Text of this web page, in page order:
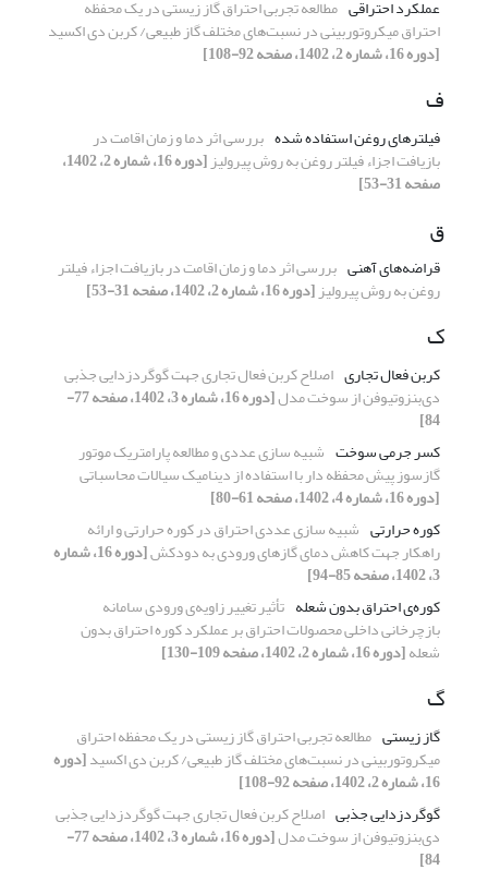
عملکرد احتراقی مطالعه تجربی احتراق گاز زیستی در یک محفظه
احتراق میکروتوربینی در نسبت‌های مختلف گاز طبیعی/ کربن دی اکسید
[دوره 16، شماره 2، 1402، صفحه 92-108]
ف
فیلترهای روغن استفاده شده بررسی اثر دما و زمان اقامت در
بازیافت اجزاء فیلتر روغن به روش پیرولیز [دوره 16، شماره 2، 1402،
صفحه 31-53]
ق
قراضه‌های آهنی بررسی اثر دما و زمان اقامت در بازیافت اجزاء فیلتر
روغن به روش پیرولیز[دوره 16، شماره 2، 1402، صفحه 31-53]
ک
کربن فعال تجاری اصلاح کربن فعال تجاری جهت گوگردزدایی جذبی
دی‌بنزوتیوفن از سوخت مدل [دوره 16، شماره 3، 1402، صفحه 77-
84]
کسر جرمی سوخت شبیه سازی عددی و مطالعه پارامتریک موتور
گازسوز پیش محفظه دار با استفاده از دینامیک سیالات محاسباتی
[دوره 16، شماره 4، 1402، صفحه 61-80]
کوره حرارتی شبیه سازی عددی احتراق در کوره حرارتی و ارائه
راهکار جهت کاهش دمای گازهای ورودی به دودکش [دوره 16، شماره
3، 1402، صفحه 85-94]
کوره‌ی احتراق بدون شعله تأثیر تغییر زاویه‌ی ورودی سامانه
بازچرخانی داخلی محصولات احتراق بر عملکرد کوره احتراق بدون
شعله[دوره 16، شماره 2، 1402، صفحه 109-130]
گ
گاز زیستی مطالعه تجربی احتراق گاز زیستی در یک محفظه احتراق
میکروتوربینی در نسبت‌های مختلف گاز طبیعی/ کربن دی اکسید[دوره
16، شماره 2، 1402، صفحه 92-108]
گوگردزدایی جذبی اصلاح کربن فعال تجاری جهت گوگردزدایی جذبی
دی‌بنزوتیوفن از سوخت مدل [دوره 16، شماره 3، 1402، صفحه 77-
84]